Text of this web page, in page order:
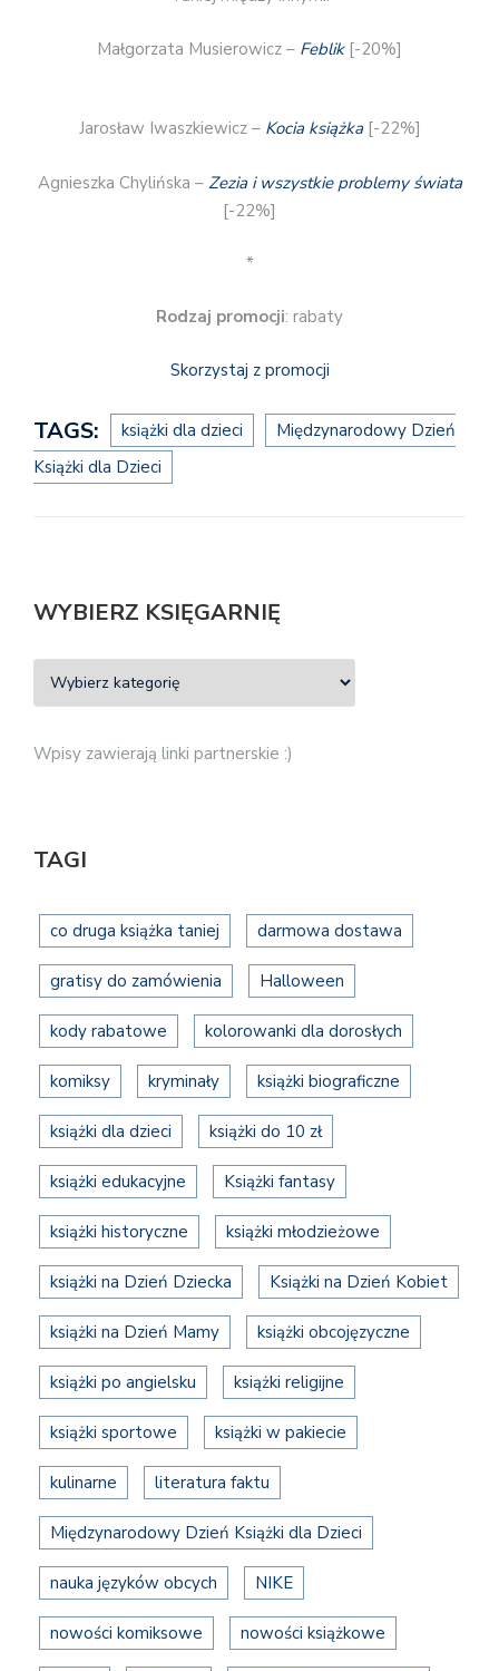
Małgorzata Musierowicz – Feblik[-20%]
Jarosław Iwaszkiewicz – Kocia książka[-22%]
Agnieszka Chylińska – Zezia i wszystkie problemy świata
[-22%]
*
Rodzaj promocji: rabaty
Skorzystaj z promocji
TAGS: książki dla dzieci
Międzynarodowy Dzień
Książki dla Dzieci
WYBIERZ KSIĘGARNIĘ
Wpisy zawierają linki partnerskie :)
TAGI
co druga książka taniej darmowa dostawa
gratisy do zamówienia Halloween
kody rabatowe kolorowanki dla dorosłych
komiksy kryminały książki biograficzne
książki dla dzieci książki do 10 zł
książki edukacyjne Książki fantasy
książki historyczne książki młodzieżowe
książki na Dzień Dziecka Książki na Dzień Kobiet
książki na Dzień Mamy książki obcojęzyczne
książki po angielsku książki religijne
książki sportowe książki w pakiecie
kulinarne literatura faktu
Międzynarodowy Dzień Książki dla Dzieci
nauka języków obcych NIKE
nowości komiksowe nowości książkowe